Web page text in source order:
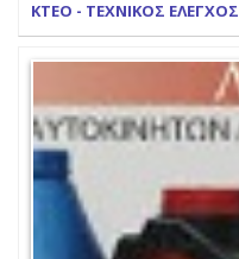
ΚΤΕΟ - ΤΕΧΝΙΚΟΣ ΕΛΕΓΧΟΣ